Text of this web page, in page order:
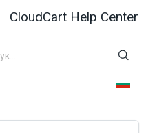
CloudCart Help Center